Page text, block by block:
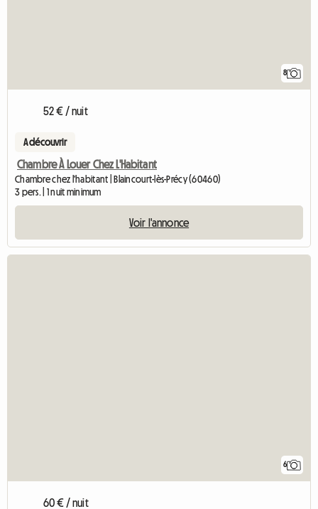
8
52 € / nuit
A découvrir
Chambre À Louer Chez L'Habitant
Chambre chez l'habitant | Blaincourt-lès-Précy (60460)
3 pers. | 1 nuit minimum
Voir l'annonce
6
60 € / nuit